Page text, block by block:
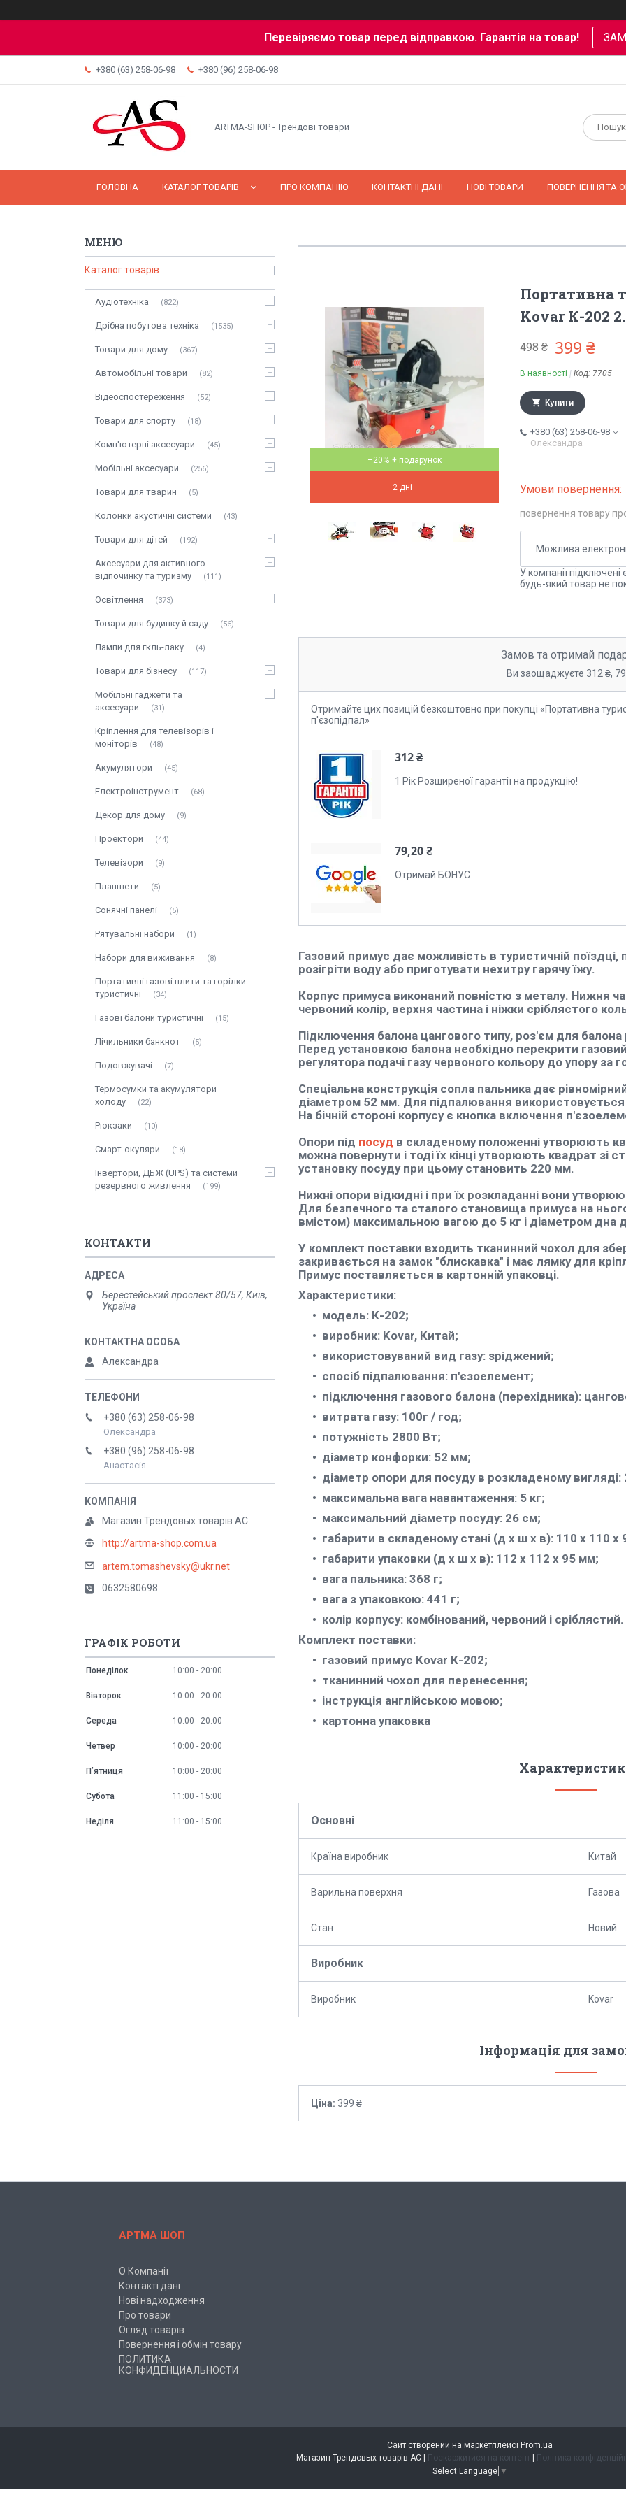
Перевіряємо товар перед відправкою. Гарантія на товар!
+380 (63) 258-06-98 +380 (96) 258-06-98
ARTMA-SHOP - Трендові товари
ГОЛОВНА КАТАЛОГ ТОВАРІВ ПРО КОМПАНІЮ КОНТАКТНІ ДАНІ НОВІ ТОВАРИ ПОВЕРНЕННЯ ТА
–20%
2 дні
Портативна
Kovar К-202
498 ₴ 399 ₴
В наявності Код: 7705
Купити
+380 (63) 258-06-98
Олександра
повернення товару
У компанії
будь-який товар не
Замов та отримай
Ви заощаджуєте 312 ₴,
Отримайте цих позицій безкоштовно при покупці «Портативна
п'єзопідпал»
312 ₴
1 Рік Розширеної гарантії на продукцію!
79,20 ₴
Отримай БОНУС
Газовий примус дає можливість в туристичній поїздці,
розігріти воду або приготувати нехитру гарячу їжу.
Корпус примуса виконаний повністю з металу. Нижня
червоний колір, верхня частина і ніжки сріблястого
Підключення балона цангового типу, роз'єм для балона
Перед установкою балона необхідно перекрити
регулятора подачі газу червоного кольору до упору за
Спеціальна конструкція сопла пальника дає
діаметром 52 мм. Для підпалювання використовується
На бічній стороні корпусу є кнопка включення
Опори під посуд в складеному положенні утворюють
можна повернути і тоді їх кінці утворюють квадрат зі
установку посуду при цьому становить 220 мм.
Нижні опори відкидні і при їх розкладанні вони
Для безпечного та сталого становища примуса на
вмістом) максимальною вагою до 5 кг і діаметром дна
У комплект поставки входить тканинний чохол для
закривається на замок "блискавка" і має лямку для
Примус поставляється в картонній упаковці.
Характеристики:
модель: К-202;
виробник: Kovar, Китай;
використовуваний вид газу: зріджений;
спосіб підпалювання: п'єзоелемент;
підключення газового балона (перехідника):
витрата газу: 100г / год;
потужність 2800 Вт;
діаметр конфорки: 52 мм;
діаметр опори для посуду в розкладеному
максимальна вага навантаження: 5 кг;
максимальний діаметр посуду: 26 см;
габарити в складеному стані (д х ш х в): 110 х 110 х
габарити упаковки (д х ш х в): 112 х 112 х 95 мм;
вага пальника: 368 г;
вага з упаковкою: 441 г;
колір корпусу: комбінований, червоний і сріблястий.
Комплект поставки:
газовий примус Kovar К-202;
тканинний чохол для перенесення;
інструкція англійською мовою;
картонна упаковка
Основні
Країна виробник Китай
Варильна поверхня Газова
Стан Новий
Виробник
Виробник Kovar
Інформація для
Ціна: 399 ₴
Каталог товарів
Аудіотехніка 822
Дрібна побутова техніка 1535
Товари для дому 367
Автомобільні товари 82
Відеоспостереження 52
Товари для спорту 18
Комп'ютерні аксесуари 45
Мобільні аксесуари 256
Товари для тварин 5
Колонки акустичні системи 43
Товари для дітей 192
Аксесуари для активного
відпочинку та туризму
111
Освітлення 373
Товари для будинку й саду 56
Лампи для гкль-лаку 4
Товари для бізнесу 117
Мобільні гаджети та
аксесуари
31
Кріплення для телевізорів і
моніторів
48
Акумулятори 45
Електроінструмент 68
Декор для дому 9
Проектори 44
Телевізори 9
Планшети 5
Сонячні панелі 5
Рятувальні набори 1
Набори для виживання 8
Портативні газові плити та горілки
туристичні
34
Газові балони туристичні 15
Лічильники банкнот 5
Подовжувачі 7
Термосумки та акумулятори
холоду
22
Рюкзаки 10
Смарт-окуляри 18
Інвертори, ДБЖ (UPS) та системи
резервного живлення
199
КОНТАКТИ
Берестейський проспект 80/57, Київ,
Україна
Александра
+380 (63) 258-06-98
Олександра
+380 (96) 258-06-98
Анастасія
Магазин Трендовых товарів АС
http://artma-shop.com.ua
artem.tomashevsky@ukr.net
0632580698
ГРАФІК РОБОТИ
Понеділок 10:00 20:00
Вівторок 10:00 20:00
Середа 10:00 20:00
Четвер 10:00 20:00
Пʼятниця 10:00 20:00
Субота 11:00 15:00
Неділя 11:00 15:00
АРТМА ШОП
О Компанії
Контакті дані
Нові надходження
Про товари
Огляд товарів
Повернення і обмін товару
ПОЛИТИКА
КОНФИДЕНЦИАЛЬНОСТИ
Сайт створений на маркетплейсі Prom.ua
Поскаржитися на контент
Політика
Select Language ▼